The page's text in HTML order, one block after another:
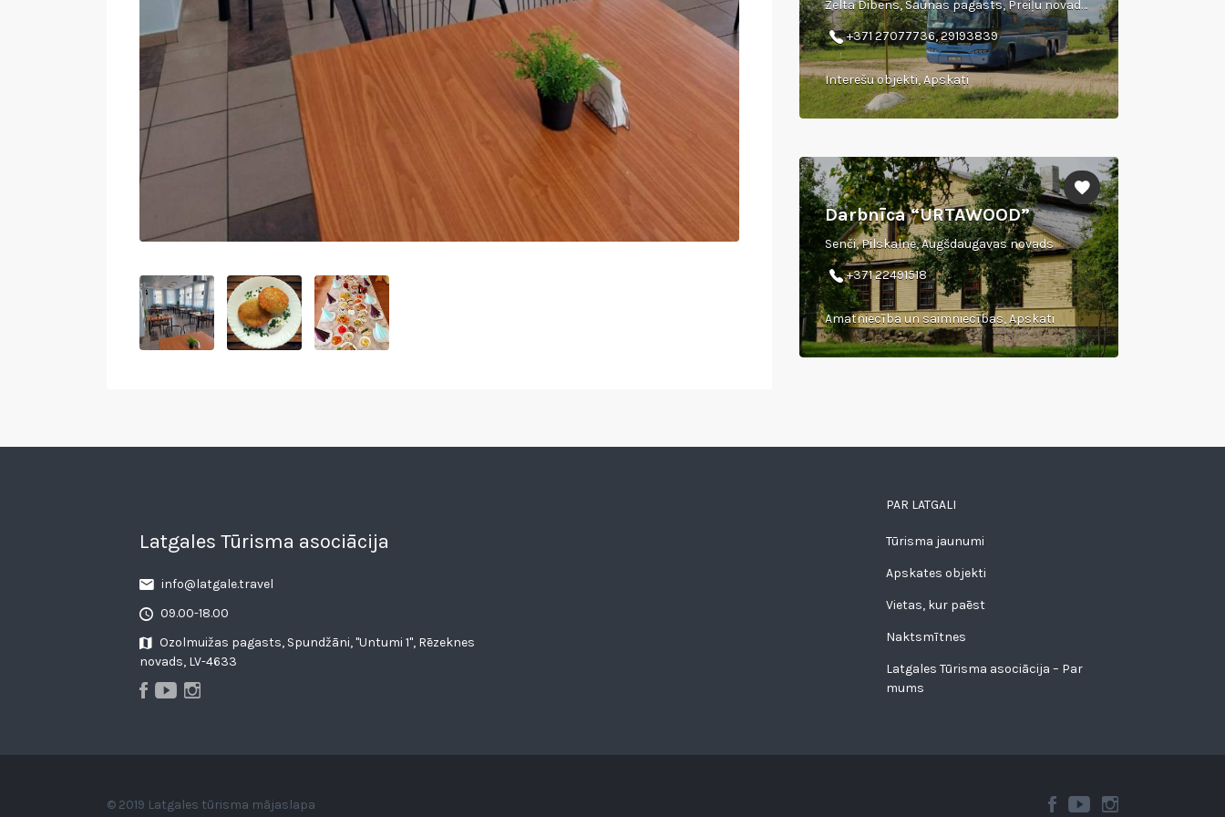
Zelta Dibens, Saunas pagasts, Preiļu novads, LV-5326
+371 27077736, 29193839
Interešu objekti, Apskati
Darbnīca “URTAWOOD”
Senči, Pilskalne, Augšdaugavas novads
+371 22491518
Amatniecība un saimniecības, Apskati
Latgales Tūrisma asociācija
info@latgale.travel
09.00-18.00
Ozolmuižas pagasts, Spundžāni, "Untumi 1", Rēzeknes
novads, LV-4633
PAR LATGALI
Tūrisma jaunumi
Apskates objekti
Vietas, kur paēst
Naktsmītnes
Latgales Tūrisma asociācija – Par
mums
© 2019 Latgales tūrisma mājaslapa